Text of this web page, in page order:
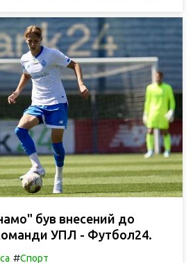
був внесений до
УПЛ - Футбол24.
#Спорт